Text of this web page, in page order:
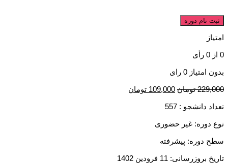
ثبت نام دوره
امتیاز
0 از 0 رأی
بدون امتیاز 0 رای
229,000 تومان 109,000 تومان
تعداد دانشجو : 557
نوع دوره: غیر حضوری
سطح دوره: پیشرفته
تاریخ بروزرسانی: 11 فرودین 1402